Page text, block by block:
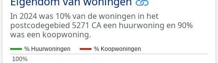
In 2024 was 10% van de woningen in het
postcodegebied 5271 CA een huurwoning en 90%
was een koopwoning.
% Huurwoningen % Koopwoningen
100%
100%